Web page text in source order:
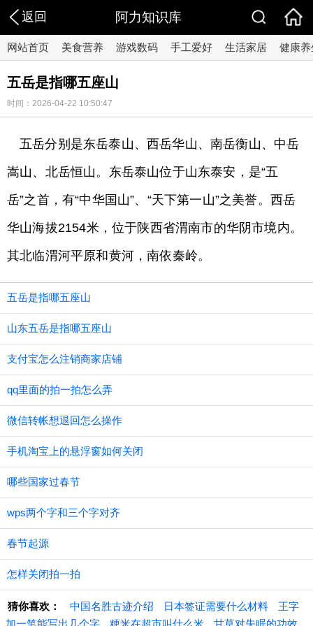
返回 阿力知识库
网站首页 美食营养 游戏数码 手工爱好 生活家居 健康养
五岳是指哪五座山
时间：2026-04-22 10:50:47
五岳分别是东岳泰山、西岳华山、南岳衡山、中岳
嵩山、北岳恒山。东岳泰山位于山东泰安，是“五
岳”之首，有“中华国山”、“天下第一山”之美誉。西岳
华山海拔2154米，位于陕西省渭南市的华阴市境内。
其北临渭河平原和黄河，南依秦岭。
五岳是指哪五座山
山东五岳是指哪五座山
支付宝怎么注销商家店铺
qq里面的拍一拍怎么弄
微信转帐想退回怎么操作
手机淘宝上的悬浮窗如何关闭
哪些国家过春节
wps两个字和三个字对齐
春节起源
怎样关闭拍一拍
猜你喜欢： 中国名胜古迹介绍 日本签证需要什么材料
王字
加一笔能写出几个字
粳米在超市叫什么米 甘草对失眠的功效